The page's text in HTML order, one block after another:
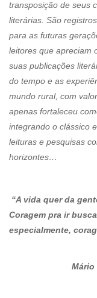
transposição de seus
literárias. São
para as futuras
leitores que apreciam
suas publicações
do tempo e as
mundo rural, com
apenas fortaleceu
integrando o clássico
leituras e pesquisas
horizontes…
“A vida quer da
Coragem pra ir
especialmente,
Mário S.